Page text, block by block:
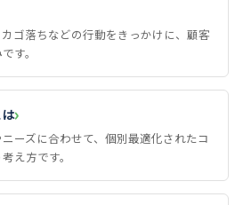
ゴ落ちなどの行動をきっかけに、顧客
す。
ーズに合わせて、個別最適化されたコ
え方です。